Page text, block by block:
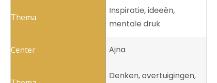
Inspiratie, ideeën,
mentale druk
Ajna
Denken, overtuigingen,